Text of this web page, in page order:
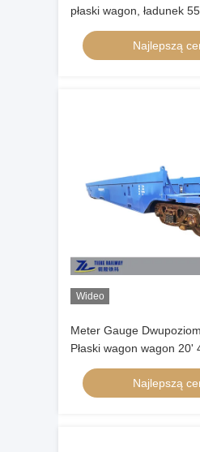
płaski wagon, ładunek
hamulcem
Najlepszą
Wideo
Meter Gauge
Płaski wagon wagon 20'
Najlepszą